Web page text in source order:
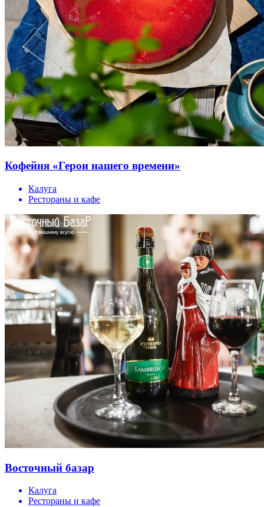
Кофейня «Герои нашего времени»
Калуга
Рестораны и кафе
Восточный базар
Калуга
Рестораны и кафе